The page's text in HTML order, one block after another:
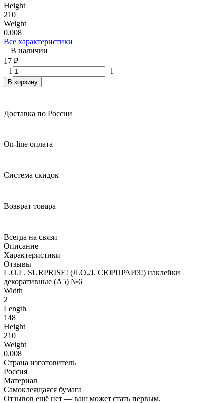
Height
210
Weight
0.008
Все характеристики
В наличии
17 ₽
1
1
В корзину
Доставка по России
On-line оплата
Система скидок
Возврат товара
Всегда на связи
Описание
Характеристики
Отзывы
L.O.L. SURPRISE! (Л.О.Л. СЮРПРАЙЗ!) наклейки
декоративные (А5) №6
Width
2
Length
148
Height
210
Weight
0.008
Страна изготовитель
Россия
Материал
Самоклеящаяся бумага
Отзывов ещё нет — ваш может стать первым.